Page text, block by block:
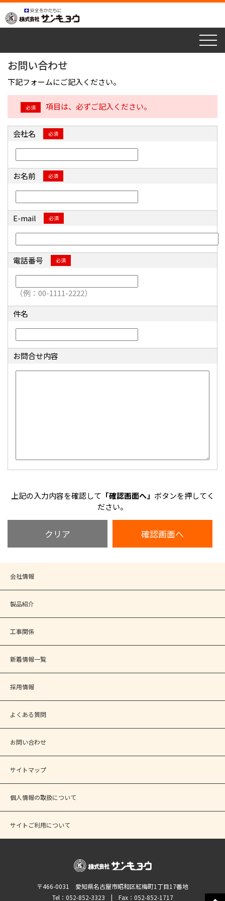
お問い合わせ
下記フォームにご記入ください。
必須 項目は、必ずご記入ください。
会社名 必須
お名前 必須
E-mail 必須
電話番号 必須
（例：00-1111-2222）
件名
お問合せ内容
上記の入力内容を確認して 「確認画面へ」 ボタンを押してく
ださい。
会社情報
製品紹介
工事関係
新着情報一覧
採用情報
よくある質問
お問い合わせ
サイトマップ
個人情報の取扱について
サイトご利用について
〒466-0031 愛知県名古屋市昭和区紅梅町1丁目17番地
Tel：052-852-3323 | Fax：052-852-1717